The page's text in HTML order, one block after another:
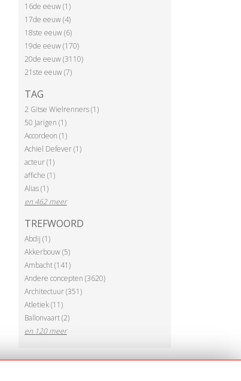
16de eeuw (1)
17de eeuw (4)
18ste eeuw (6)
19de eeuw (170)
20de eeuw (3110)
21ste eeuw (7)
TAG
2 Gitse Wielrenners (1)
50 Jarigen (1)
Accordeon (1)
Achiel Defever (1)
acteur (1)
affiche (1)
Alias (1)
en 462 meer
TREFWOORD
Abdij (1)
Akkerbouw (5)
Ambacht (141)
Andere concepten (3620)
Architectuur (351)
Atletiek (11)
Ballonvaart (2)
en 120 meer